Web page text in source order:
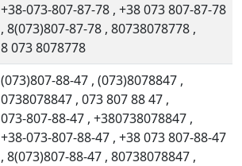
+38-073-807-87-78 , +38 073 807-87-78
, 8(073)807-87-78 , 80738078778 ,
8 073 8078778
(073)807-88-47 , (073)8078847 ,
0738078847 , 073 807 88 47 ,
073-807-88-47 , +380738078847 ,
+38-073-807-88-47 , +38 073 807-88-47
, 8(073)807-88-47 , 80738078847 ,